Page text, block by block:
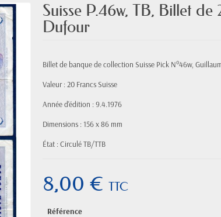
Suisse P.46w, TB, Billet
Dufour
Billet de banque de collection Suisse Pick N°46w,
Valeur : 20 Francs Suisse
Année d'édition : 9.4.1976
Dimensions : 156 x 86 mm
État : Circulé TB/TTB
8,00 €TTC
Référence